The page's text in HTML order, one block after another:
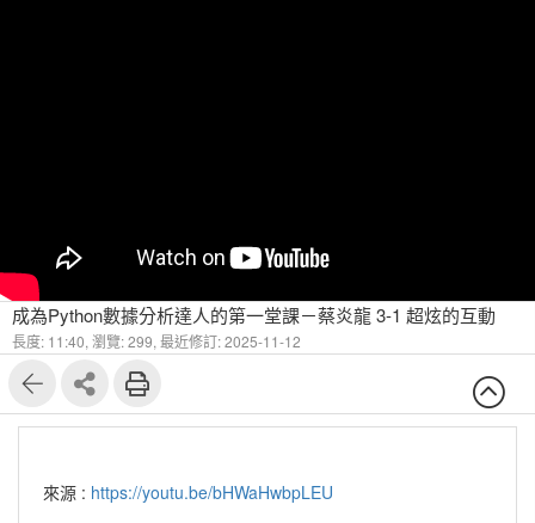
成為Python數據分析達人的第一堂課－蔡炎龍 3-1 超炫的互動
長度: 11:40, 瀏覽: 299, 最近修訂: 2025-11-12
來源 : https://youtu.be/bHWaHwbpLEU